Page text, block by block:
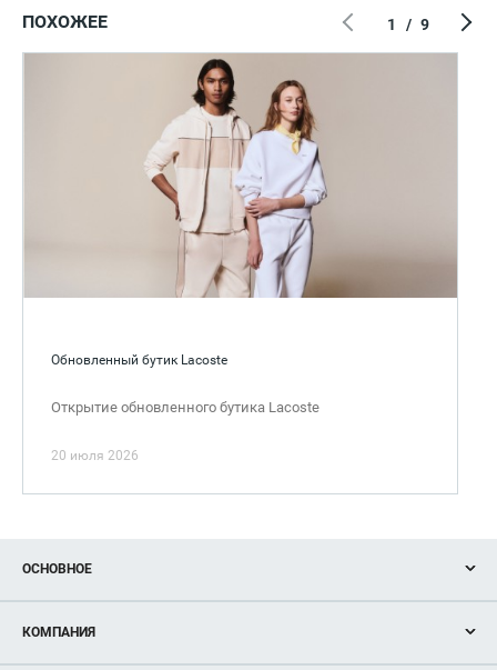
ПОХОЖЕЕ
Обновленный бутик Lacoste
Открытие обновленного бутика Lacoste
20 июля 2026
1 / 9
ОСНОВНОЕ
Новости
Магазины
КОМПАНИЯ